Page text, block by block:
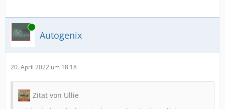
Online
Autogenix
20. April 2022 um 18:18
Zitat von Ullie